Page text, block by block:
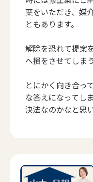
葉をいただき、媒
ともあります。
解除を恐れて提案
へ損をさせてしま
とにかく向き合っ
な答えになってし
決法なのかなと思い